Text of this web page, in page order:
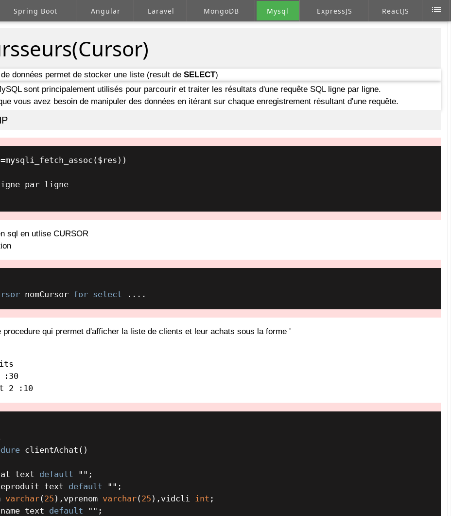
Spring Boot Angular Laravel MongoDB Mysql ExpressJS ReactJS list
données permet de stocker une liste (result de SELECT)
sont principalement utilisés pour parcourir et traiter les résultats d'une requête SQL ligne par ligne.
vous avez besoin de manipuler des données en itérant sur chaque enregistrement résultant d'une requête.
=mysqli_fetch_assoc($res))
par ligne
sql en utlise CURSOR
nomCursor for select ....
procedure qui prermet d'afficher la liste de clients et leur achats sous la forme '
2 :10
text default
text default
varchar(25 ),vprenom varchar(25 ),vidcli int
text default